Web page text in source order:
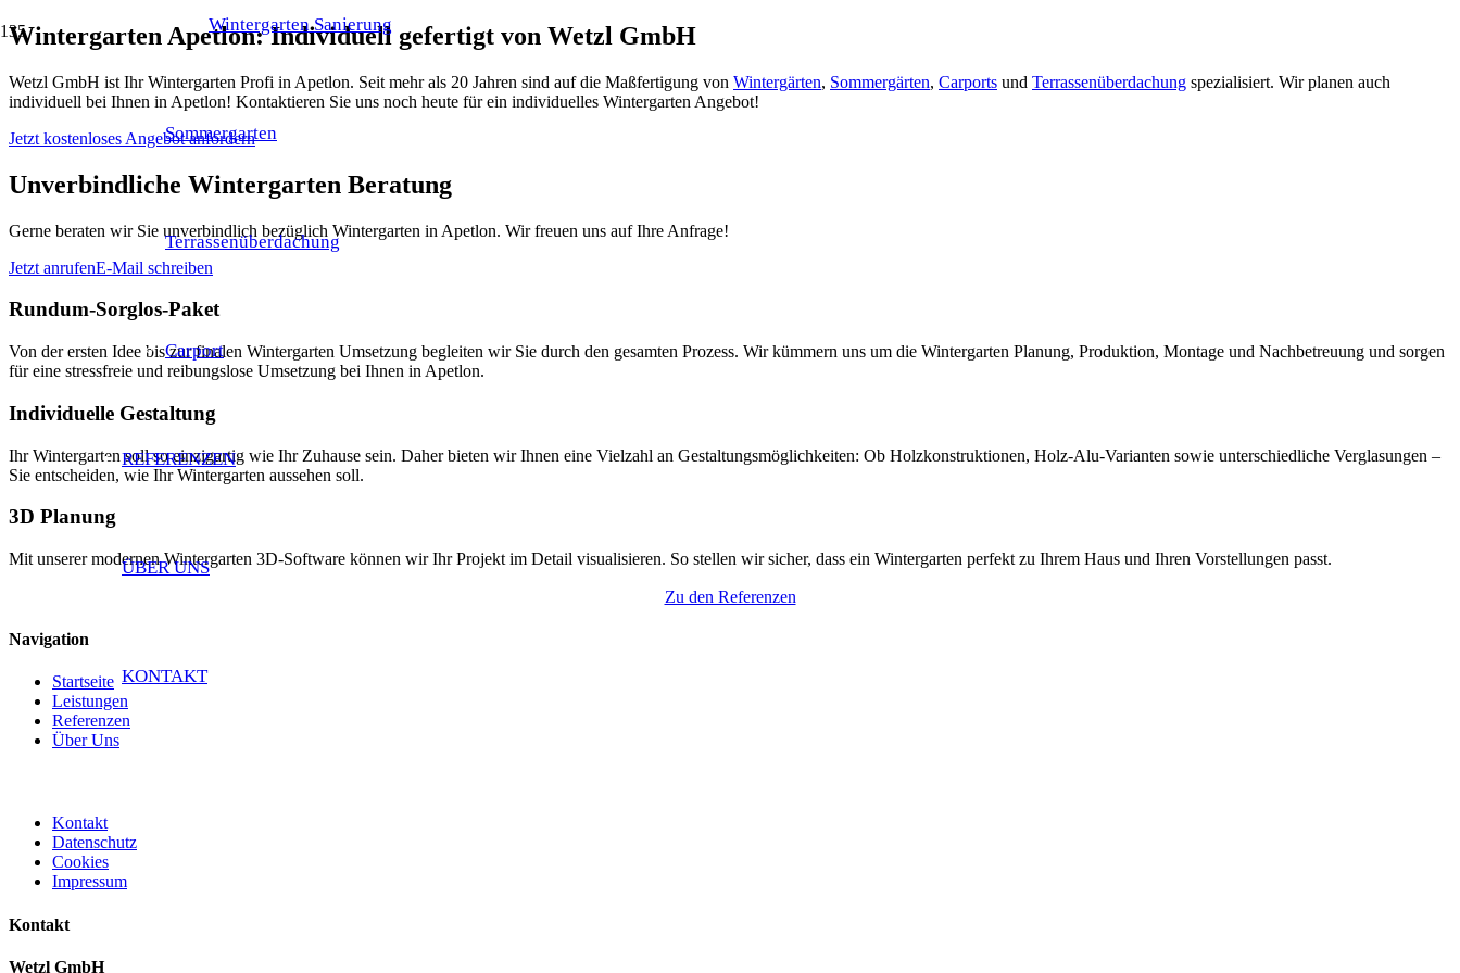
Wintergarten Sanierung
Sommergarten
Terrassenüberdachung
Carport
REFERENZEN
ÜBER UNS
KONTAKT
Wintergarten Apetlon: Individuell gefertigt von Wetzl GmbH
Wetzl GmbH ist Ihr Wintergarten Profi in Apetlon. Seit mehr als 20 Jahren sind auf die Maßfertigung von Wintergärten, Sommergärten, Carports und Terrassenüberdachung spezialisiert. Wir planen auch
individuell bei Ihnen in Apetlon! Kontaktieren Sie uns noch heute für ein individuelles Wintergarten Angebot!
Jetzt kostenloses Angebot anfordern
Unverbindliche Wintergarten Beratung
Gerne beraten wir Sie unverbindlich bezüglich Wintergarten in Apetlon. Wir freuen uns auf Ihre Anfrage!
Jetzt anrufenE-Mail schreiben
Rundum-Sorglos-Paket
Von der ersten Idee bis zur finalen Wintergarten Umsetzung begleiten wir Sie durch den gesamten Prozess. Wir kümmern uns um die Wintergarten Planung, Produktion, Montage und Nachbetreuung und sorgen
für eine stressfreie und reibungslose Umsetzung bei Ihnen in Apetlon.
Individuelle Gestaltung
Ihr Wintergarten soll so einzigartig wie Ihr Zuhause sein. Daher bieten wir Ihnen eine Vielzahl an Gestaltungsmöglichkeiten: Ob Holzkonstruktionen, Holz-Alu-Varianten sowie unterschiedliche Verglasungen –
Sie entscheiden, wie Ihr Wintergarten aussehen soll.
3D Planung
Mit unserer modernen Wintergarten 3D-Software können wir Ihr Projekt im Detail visualisieren. So stellen wir sicher, dass ein Wintergarten perfekt zu Ihrem Haus und Ihren Vorstellungen passt.
Zu den Referenzen
Navigation
Startseite
Leistungen
Referenzen
Über Uns
Kontakt
Datenschutz
Cookies
Impressum
Kontakt
Wetzl GmbH